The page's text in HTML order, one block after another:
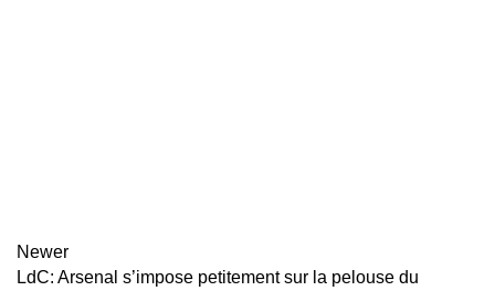
Newer
LdC: Arsenal s’impose petitement sur la pelouse du